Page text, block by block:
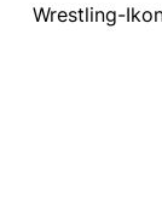
Wrestling-